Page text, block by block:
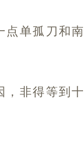
单孤刀和
非得等到